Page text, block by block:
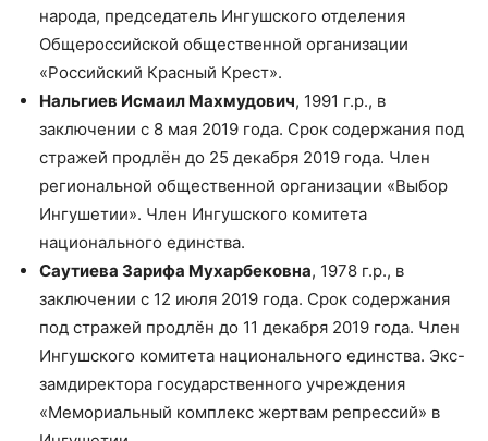
народа, председатель Ингушского отделения
Общероссийской общественной организации
«Российский Красный Крест».
Нальгиев Исмаил Махмудович, 1991 г.р., в
заключении с 8 мая 2019 года. Срок содержания под
стражей продлён до 25 декабря 2019 года. Член
региональной общественной организации «Выбор
Ингушетии». Член Ингушского комитета
национального единства.
Саутиева Зарифа Мухарбековна, 1978 г.р., в
заключении с 12 июля 2019 года. Срок содержания
под стражей продлён до 11 декабря 2019 года. Член
Ингушского комитета национального единства. Экс-
замдиректора государственного учреждения
«Мемориальный комплекс жертвам репрессий» в